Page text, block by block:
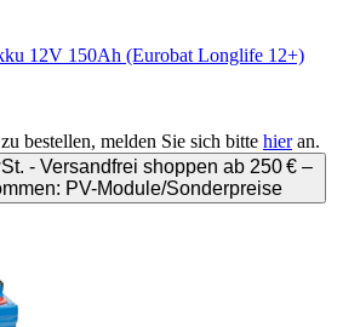
12V 150Ah (Eurobat Longlife 12+)
bestellen, melden Sie sich bitte hieran.
- Versandfrei shoppen ab 250 € –
PV-Module/Sonderpreise